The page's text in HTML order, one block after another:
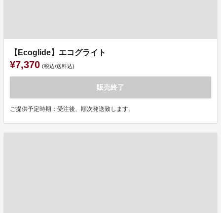
【Ecoglide】エコグライト
¥7,370 (税込/送料込)
販売終了
ご提供予定時期：受注後、順次発送致します。